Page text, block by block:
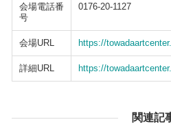
会場電話番
号
0176-20-1127
会場URL https://
詳細URL https://
関連記